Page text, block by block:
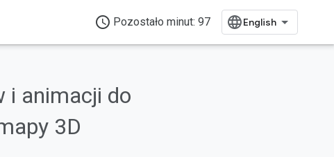
i kontrolowania.
access_time Pozostało minut: 97
i animacji do
3D